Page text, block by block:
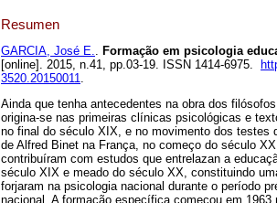
Resumen
GARCIA, José E.. Formação em psicologia
[online]. 2015, n.41, pp.03-19. ISSN 1414-6975.
3520.20150011.
Ainda que tenha antecedentes na obra dos
origina-se nas primeiras clínicas psicológicas e
no final do século XIX, e no movimento dos testes
de Alfred Binet na França, no começo do século
contribuíram com estudos que entrelazan a
século XIX e meado do século XX, constituindo
forjaram na psicologia nacional durante o período
nacional. A formação específica começou em